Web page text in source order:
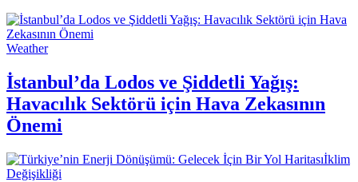
Weather
İstanbul’da Lodos ve Şiddetli Yağış:
Havacılık Sektörü için Hava Zekasının
Önemi
İklim
Değişikliği